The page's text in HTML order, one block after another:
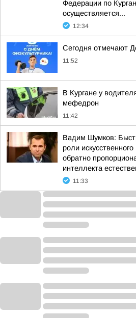
Федерации по
осуществляется...
12:34
Сегодня отмечают
11:52
В Кургане у
мефедрон
11:42
Вадим Шумков:
роли
обратно
интеллекта
11:33